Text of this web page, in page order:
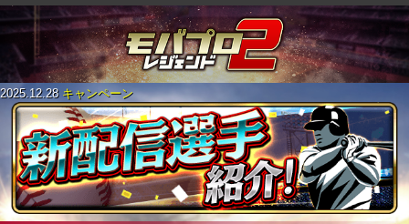
2025.12.28 キャンペーン